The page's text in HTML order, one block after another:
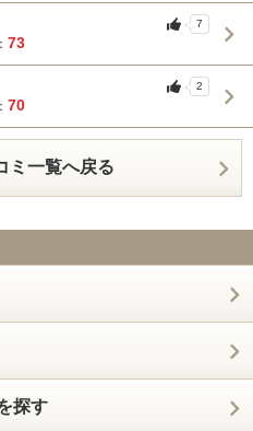
73
7
70
2
ミ一覧へ戻る
探す